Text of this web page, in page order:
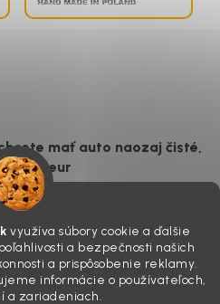
využíva súbory cookie a ďalšie
a bezpečnosti našich
a prispôsobenie reklamy.
informácie o používateľoch,
a zariadeniach.
mať auto naozaj čisté,
pár eur
na palubnú dosku vás ide poraziť. V
a v švíkoch sedačiek na vás stále
tam jednodu...
5 kúskov autokozmetiky,